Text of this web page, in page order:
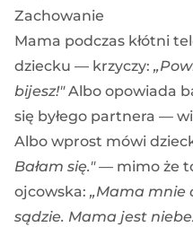
Zachowanie
Mama podczas kłótni
dziecku — krzyczy:
bijesz!"Albo opowiada
się byłego partnera —
Albo wprost mówi
Bałam się."— mimo że
ojcowska: „Mama mnie
sądzie. Mama jest